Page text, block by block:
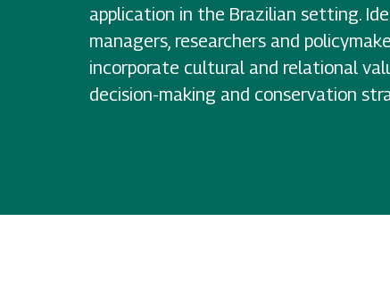
application in the Brazilian setting.
managers, researchers and
incorporate cultural and relational
decision-making and conservation